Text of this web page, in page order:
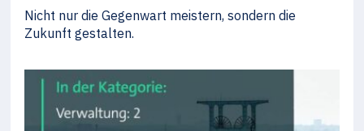
Nicht nur die Gegenwart meistern, sondern die
Zukunft gestalten.